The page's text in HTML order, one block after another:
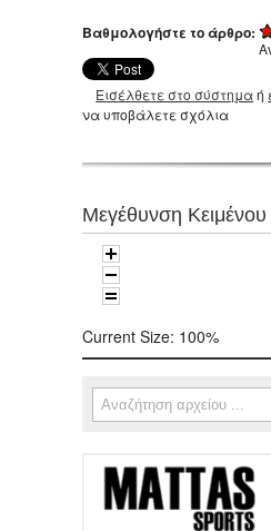
Βαθμολογήστε το άρθρο:
Εισέλθετε στο σύστημαή
να υποβάλετε σχόλια
Μεγέθυνση Κειμένου
Current Size: 100%
Φόρμα αναζήτησης
Αναζήτηση